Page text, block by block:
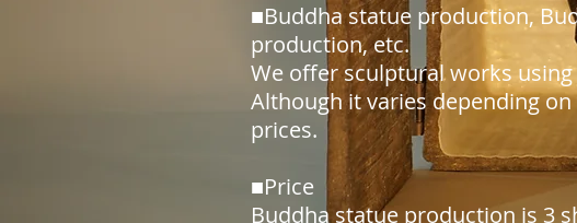
​■Buddha statue production,
production, etc.
We offer sculptural works
Although it varies depending
prices.
■Price
Buddha statue production is 3